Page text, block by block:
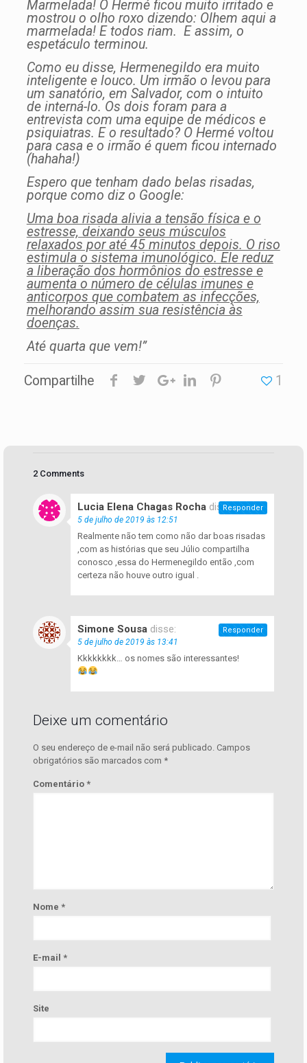
Marmelada! O Hermé ficou muito irritado e
mostrou o olho roxo dizendo: Olhem aqui a
marmelada! E todos riam. E assim, o
espetáculo terminou.
Como eu disse, Hermenegildo era muito
inteligente e louco. Um irmão o levou para
um sanatório, em Salvador, com o intuito
de interná-lo. Os dois foram para a
entrevista com uma equipe de médicos e
psiquiatras. E o resultado? O Hermé voltou
para casa e o irmão é quem ficou internado
(hahaha!)
Espero que tenham dado belas risadas,
porque como diz o Google:
Uma boa risada alivia a tensão física e o
estresse, deixando seus músculos
relaxados por até 45 minutos depois. O riso
estimula o sistema imunológico. Ele reduz
a liberação dos hormônios do estresse e
aumenta o número de células imunes e
anticorpos que combatem as infecções,
melhorando assim sua resistência às
doenças.
Até quarta que vem!”
Compartilhe 1
2 Comments
Lucia Elena Chagas Rocha disse:
5 de julho de 2019 às 12:51
Realmente não tem como não dar boas risadas
,com as histórias que seu Júlio compartilha
conosco ,essa do Hermenegildo então ,com
certeza não houve outro igual .
Responder
Simone Sousa disse:
5 de julho de 2019 às 13:41
Kkkkkkkk… os nomes são interessantes!
Responder
Deixe um comentário
O seu endereço de e-mail não será publicado. Campos
obrigatórios são marcados com *
Comentário *
Nome *
E-mail *
Site